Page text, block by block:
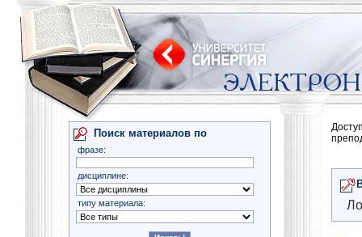
Поиск материалов по
фразе:
дисциплине:
типу материала: